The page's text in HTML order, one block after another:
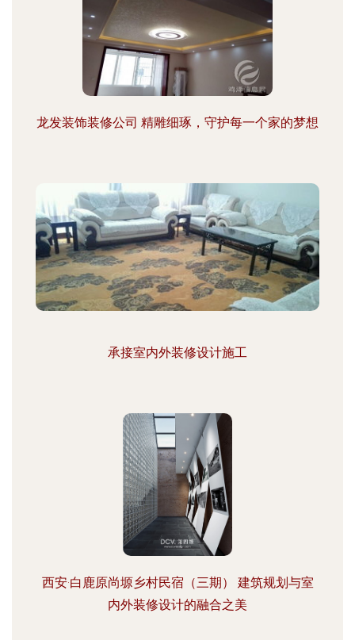
龙发装饰装修公司 精雕细琢，守护每一个家的梦想
承接室内外装修设计施工
西安·白鹿原尚塬乡村民宿（三期） 建筑规划与室
内外装修设计的融合之美